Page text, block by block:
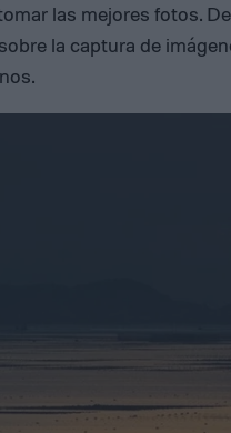
las mejores fotos.
la captura de